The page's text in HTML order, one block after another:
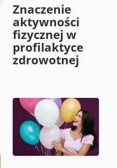
Znaczenie
aktywności
fizycznej w
profilaktyce
zdrowotnej